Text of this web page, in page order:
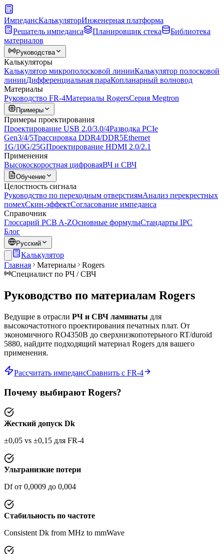
ИмпедансКалькуляторИнженерная платформа
Решатель импеданса
Планировщик стека
Библиотека
материалов
Руководства
Калькуляторы
Калькулятор микрополосковой линииКалькулятор полосковой
линииДифференциальная параКопланарный волновод
Материалы
Руководство FR-4Материалы RogersСерия Megtron
Примеры
Примеры проектирования
Проектирование USB 2.0/3.0/4Разводка PCIe
Gen3/4/5Трассировка DDR4/DDR5Ethernet
1G/10G/25GПроектирование HDMI 2.0/2.1
Применения
Высокоскоростная цифроваяВЧ и СВЧ
Обучение
Целостность сигнала
Руководство по переходным отверстиямАнализ перекрестных
помехСкин-эффектСогласование импеданса
Справочник
Глоссарий PCB A-ZОсновные формулыСтандарты IPC
Блог
Русский
Калькулятор
Главная
Материалы
Rogers
Специалист по РЧ / СВЧ
Руководство по материалам Rogers
Ведущие в отрасли РЧ и СВЧ ламинаты для
высокочастотного проектирования печатных плат. От
экономичного RO4350B до сверхнизкопотерьного RT/duroid
5880, найдите подходящий материал Rogers для вашего
применения.
Рассчитать импедансСравнить с FR-4
Почему выбирают Rogers?
Жесткий допуск Dk
±0,05 vs ±0,15 для FR-4
Ультранизкие потери
Df от 0,0009 до 0,004
Стабильность по частоте
Consistent Dk from MHz to mmWave